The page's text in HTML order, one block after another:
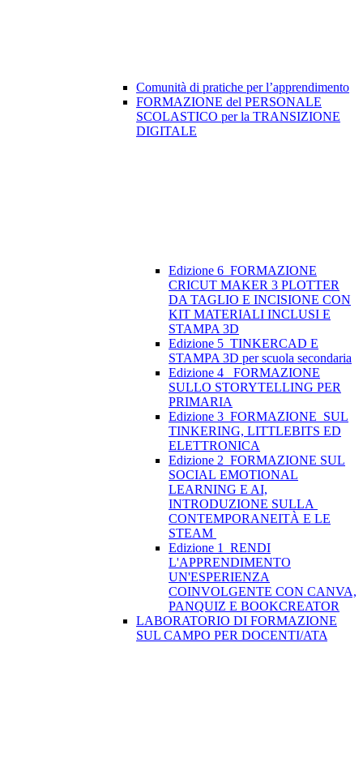
Comunità di pratiche per l’apprendimento
FORMAZIONE del PERSONALE
SCOLASTICO per la TRANSIZIONE
DIGITALE
Edizione 6_FORMAZIONE
CRICUT MAKER 3 PLOTTER
DA TAGLIO E INCISIONE CON
KIT MATERIALI INCLUSI E
STAMPA 3D
Edizione 5_TINKERCAD E
STAMPA 3D per scuola secondaria
Edizione 4_ FORMAZIONE
SULLO STORYTELLING PER
PRIMARIA
Edizione 3_FORMAZIONE SUL
TINKERING, LITTLEBITS ED
ELETTRONICA
Edizione 2_FORMAZIONE SUL
SOCIAL EMOTIONAL
LEARNING E AI,
INTRODUZIONE SULLA
CONTEMPORANEITÀ E LE
STEAM
Edizione 1_RENDI
L'APPRENDIMENTO
UN'ESPERIENZA
COINVOLGENTE CON CANVA,
PANQUIZ E BOOKCREATOR
LABORATORIO DI FORMAZIONE
SUL CAMPO PER DOCENTI/ATA